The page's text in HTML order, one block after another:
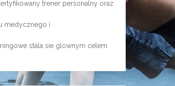
trener personalny oraz
medycznego i
stala sie glownym celem